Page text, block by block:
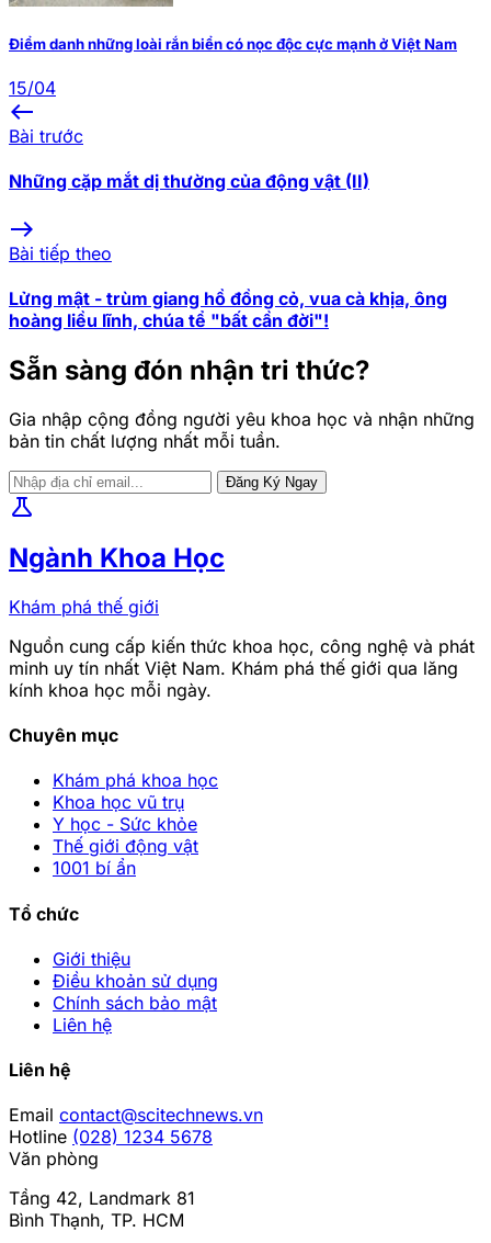
Điểm danh những loài rắn biển có nọc độc cực mạnh ở Việt Nam
15/04
west
Bài trước
Những cặp mắt dị thường của động vật (II)
east
Bài tiếp theo
Lửng mật - trùm giang hồ đồng cỏ, vua cà khịa, ông
hoàng liều lĩnh, chúa tể "bất cần đời"!
Sẵn sàng đón nhận tri thức?
Gia nhập cộng đồng người yêu khoa học và nhận những
bản tin chất lượng nhất mỗi tuần.
Đăng Ký Ngay
science
Ngành Khoa Học
Khám phá thế giới
Nguồn cung cấp kiến thức khoa học, công nghệ và phát
minh uy tín nhất Việt Nam. Khám phá thế giới qua lăng
kính khoa học mỗi ngày.
Chuyên mục
Khám phá khoa học
Khoa học vũ trụ
Y học - Sức khỏe
Thế giới động vật
1001 bí ẩn
Tổ chức
Giới thiệu
Điều khoản sử dụng
Chính sách bảo mật
Liên hệ
Liên hệ
Email contact@scitechnews.vn
Hotline (028) 1234 5678
Văn phòng
Tầng 42, Landmark 81
Bình Thạnh, TP. HCM